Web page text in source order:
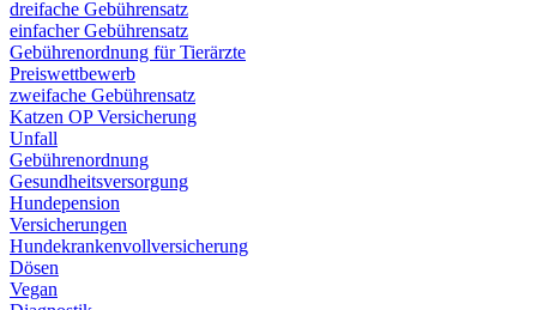
dreifache Gebührensatz
einfacher Gebührensatz
Gebührenordnung für Tierärzte
Preiswettbewerb
zweifache Gebührensatz
Katzen OP Versicherung
Unfall
Gebührenordnung
Gesundheitsversorgung
Hundepension
Versicherungen
Hundekrankenvollversicherung
Dösen
Vegan